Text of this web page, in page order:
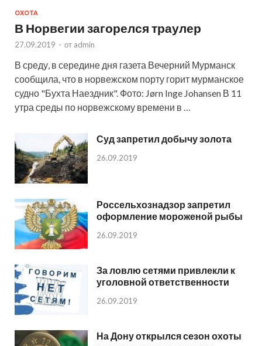
ОХОТА
В Норвегии загорелся траулер
27.09.2019 - от admin
В среду, в середине дня газета Вечерний Мурманск
сообщила, что в норвежском порту горит мурманское
судно "Бухта Наездник". Фото: Jørn Inge Johansen В 11
утра среды по норвежскому времени в …
Суд запретил добычу золота
26.09.2019
Россельхознадзор запретил
оформление мороженой рыбы
26.09.2019
За ловлю сетями привлекли к
уголовной ответственности
26.09.2019
На Дону открылся сезон охоты